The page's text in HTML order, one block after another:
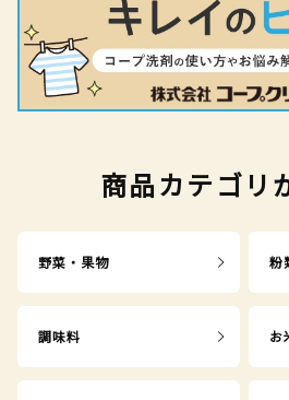
商品カテゴリ
野菜・果物 粉
調味料 お